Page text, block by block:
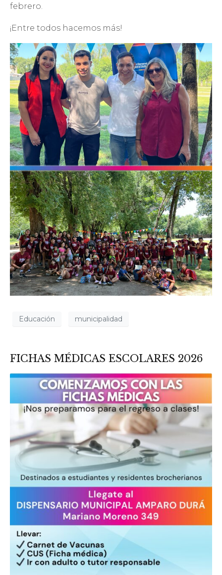
febrero.
¡Entre todos hacemos más!
Educación municipalidad
FICHAS MÉDICAS ESCOLARES 2026